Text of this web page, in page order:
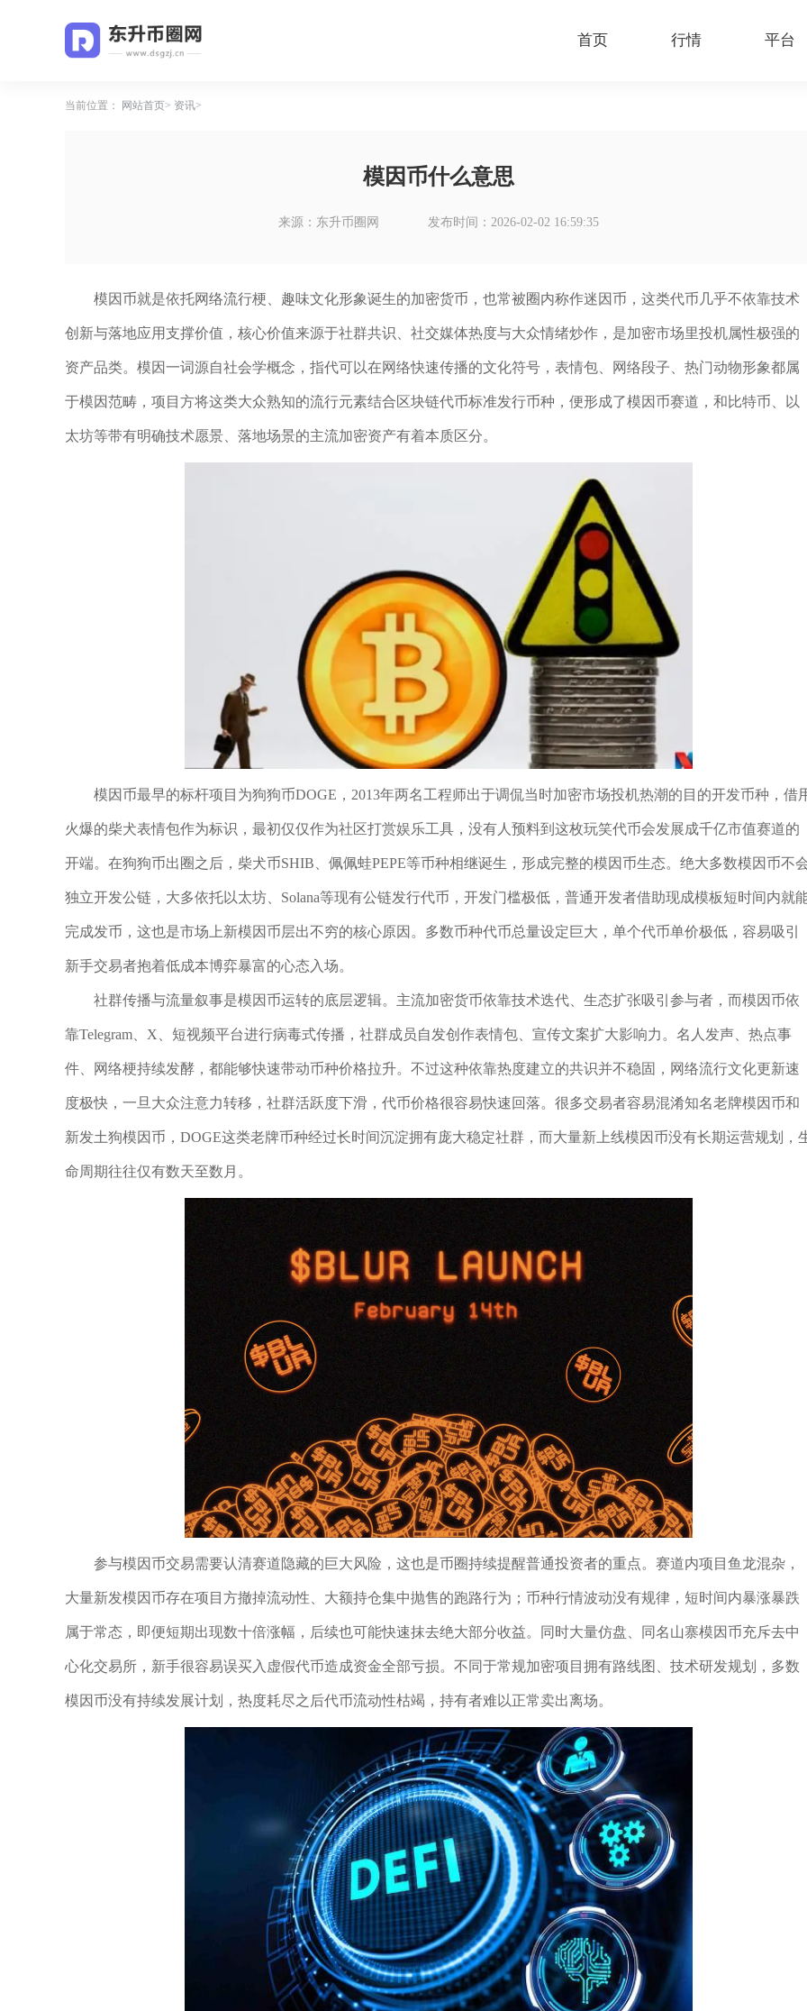
首页 行情 平台
当前位置： 网站首页 资讯
模因币什么意思
来源：东升币圈网 发布时间：2026-02-02 16:59:35
模因币就是依托网络流行梗、趣味文化形象诞生的加密货币，也常被圈内称作迷因币，这类代币几乎不依靠技术
创新与落地应用支撑价值，核心价值来源于社群共识、社交媒体热度与大众情绪炒作，是加密市场里投机属性极强的
资产品类。模因一词源自社会学概念，指代可以在网络快速传播的文化符号，表情包、网络段子、热门动物形象都属
于模因范畴，项目方将这类大众熟知的流行元素结合区块链代币标准发行币种，便形成了模因币赛道，和比特币、以
太坊等带有明确技术愿景、落地场景的主流加密资产有着本质区分。
模因币最早的标杆项目为狗狗币DOGE，2013年两名工程师出于调侃当时加密市场投机热潮的目的开发币种，借
火爆的柴犬表情包作为标识，最初仅仅作为社区打赏娱乐工具，没有人预料到这枚玩笑代币会发展成千亿市值赛道的
开端。在狗狗币出圈之后，柴犬币SHIB、佩佩蛙PEPE等币种相继诞生，形成完整的模因币生态。绝大多数模因币不
独立开发公链，大多依托以太坊、Solana等现有公链发行代币，开发门槛极低，普通开发者借助现成模板短时间内就
完成发币，这也是市场上新模因币层出不穷的核心原因。多数币种代币总量设定巨大，单个代币单价极低，容易吸引
新手交易者抱着低成本博弈暴富的心态入场。
社群传播与流量叙事是模因币运转的底层逻辑。主流加密货币依靠技术迭代、生态扩张吸引参与者，而模因币依
靠Telegram、X、短视频平台进行病毒式传播，社群成员自发创作表情包、宣传文案扩大影响力。名人发声、热点事
件、网络梗持续发酵，都能够快速带动币种价格拉升。不过这种依靠热度建立的共识并不稳固，网络流行文化更新速
度极快，一旦大众注意力转移，社群活跃度下滑，代币价格很容易快速回落。很多交易者容易混淆知名老牌模因币和
新发土狗模因币，DOGE这类老牌币种经过长时间沉淀拥有庞大稳定社群，而大量新上线模因币没有长期运营规划，
命周期往往仅有数天至数月。
参与模因币交易需要认清赛道隐藏的巨大风险，这也是币圈持续提醒普通投资者的重点。赛道内项目鱼龙混杂，
大量新发模因币存在项目方撤掉流动性、大额持仓集中抛售的跑路行为；币种行情波动没有规律，短时间内暴涨暴跌
属于常态，即便短期出现数十倍涨幅，后续也可能快速抹去绝大部分收益。同时大量仿盘、同名山寨模因币充斥去中
心化交易所，新手很容易误买入虚假代币造成资金全部亏损。不同于常规加密项目拥有路线图、技术研发规划，多数
模因币没有持续发展计划，热度耗尽之后代币流动性枯竭，持有者难以正常卖出离场。